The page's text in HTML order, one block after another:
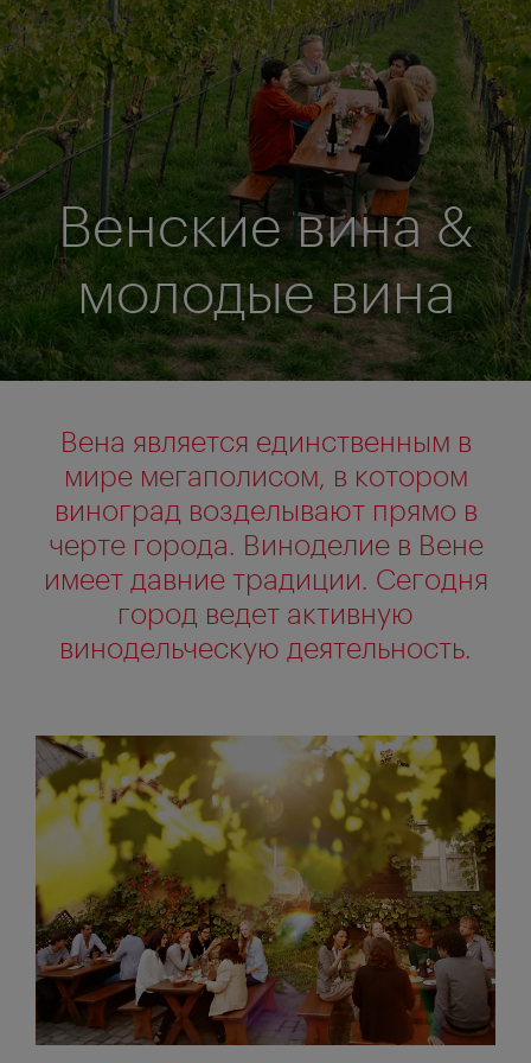
Венские вина &
молодые вина
Вена является единственным в
мире мегаполисом, в котором
виноград возделывают прямо в
черте города. Виноделие в Вене
имеет давние традиции. Сегодня
город ведет активную
винодельческую деятельность.